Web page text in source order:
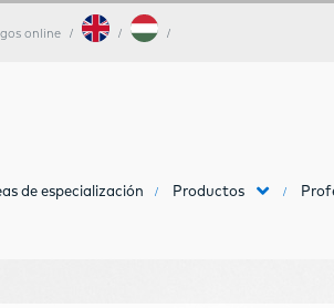
online
de especialización Productos